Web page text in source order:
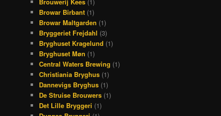
Browar Birbant (1)
Browar Maltgarden (1)
Bryggeriet Frejdahl (3)
Bryghuset Kragelund (1)
Bryghuset Møn (1)
Central Waters Brewing (1)
Christiania Bryghus (1)
Dannevigs Bryghus (1)
De Struise Brouwers (1)
Det Lille Bryggeri (1)